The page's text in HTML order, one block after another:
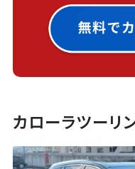
カローラツーリ